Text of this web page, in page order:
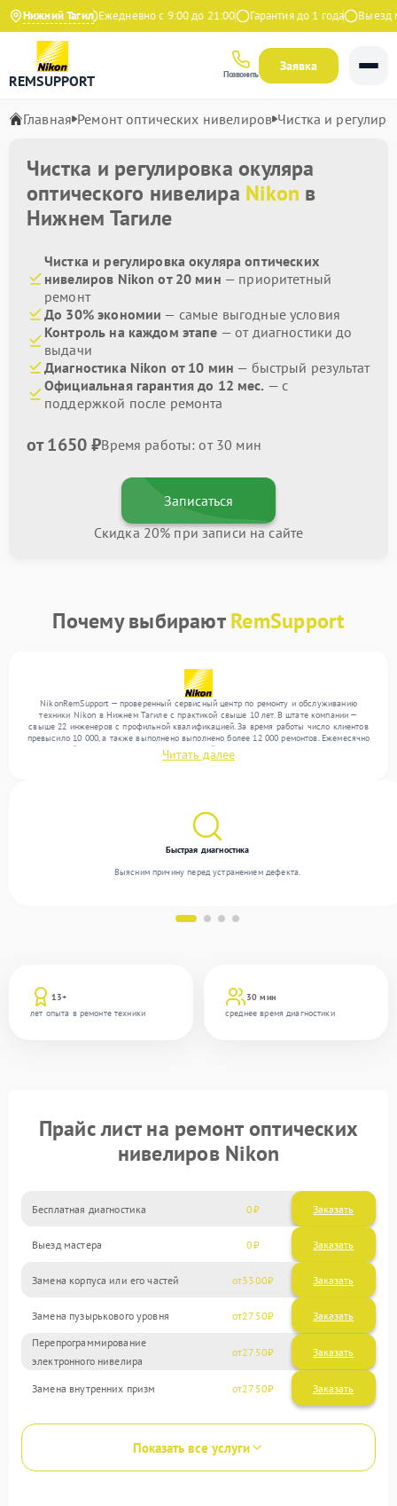
Нижний Тагил
4.9 на Яндекс Ежедневно с 9:00 до 21:00 Гарантия до 1 года Выезд
REMSUPPORT Позвонить
Заявка
Главная Ремонт оптических нивелиров Чистка и
Чистка и регулировка окуляра
оптического нивелира Nikon в
Нижнем Тагиле
Чистка и регулировка окуляра оптических
нивелиров Nikon от 20 мин — приоритетный
ремонт
До 30% экономии — самые выгодные условия
Контроль на каждом этапе — от диагностики до
выдачи
Диагностика Nikon от 10 мин — быстрый результат
Официальная гарантия до 12 мес. — с
поддержкой после ремонта
от 1650 ₽Время работы: от 30 мин
Записаться
Скидка 20% при записи на сайте
Почему выбираютRemSupport
NikonRemSupport — проверенный сервисный центр по ремонту и обслуживанию
техники Nikon в Нижнем Тагиле с практикой свыше 10 лет. В штате компании —
свыше 22 инженеров с профильной квалификацией. За время работы число клиентов
превысило 10 000, а также выполнено выполнено более 12 000 ремонтов. Ежемесячно
в сервисный центр поступает более 300 устройств, включая , , . Мы беремся за задачи
любой сложности и предлагаем стабильный уровень сервиса благодаря отлаженным
Читать далее
13+
лет опыта в ремонте техники
30 мин
среднее время диагностики
Быстрая диагностика
Выясним причину перед устранением дефекта.
Прайс лист на ремонт оптических
нивелиров Nikon
Бесплатная диагностика 0 Заказать
Выезд мастера 0 Заказать
Замена корпуса или его частей 3300
Замена пузырькового уровня 2750
Перепрограммирование
электронного нивелира
2750
Замена внутренних призм 2750
Показать все услуги